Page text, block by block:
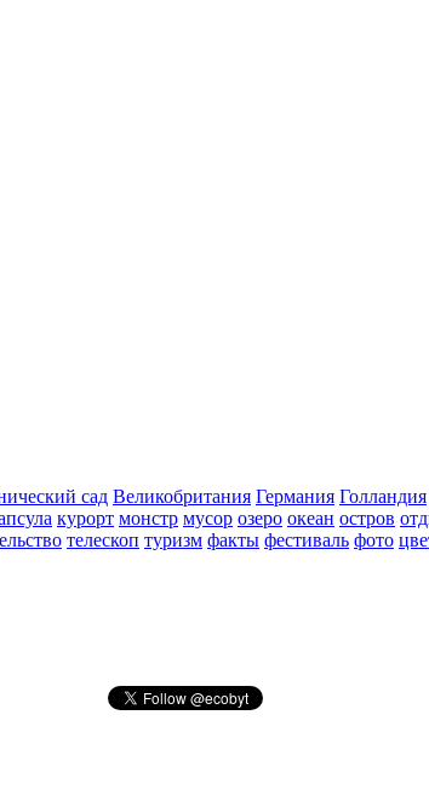
сад Великобритания Германия Голландия
курорт монстр мусор озеро океан остров
телескоп туризм факты фестиваль фото